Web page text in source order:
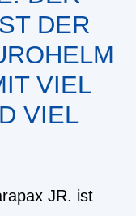
DER
VIEL
VIEL
JR. ist